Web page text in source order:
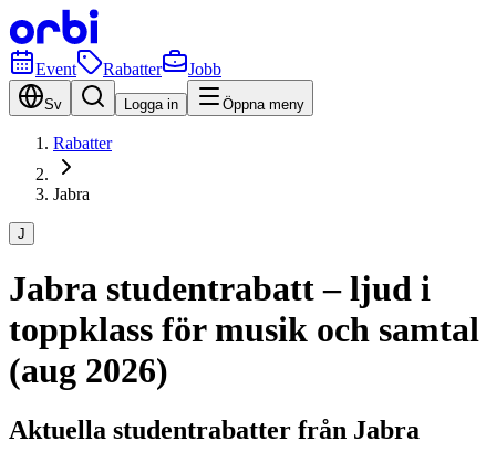
Event Rabatter Jobb
Sv Logga in Öppna meny
Rabatter
Jabra
J
Jabra studentrabatt – ljud i
toppklass för musik och samtal
(aug 2026)
Aktuella studentrabatter från Jabra